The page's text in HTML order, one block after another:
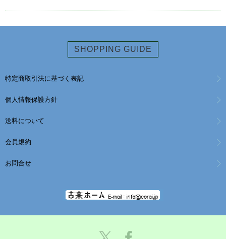
SHOPPING GUIDE
特定商取引法に基づく表記
個人情報保護方針
送料について
会員規約
お問合せ